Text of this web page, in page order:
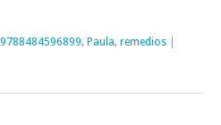
9788484596899, Paula, remedios